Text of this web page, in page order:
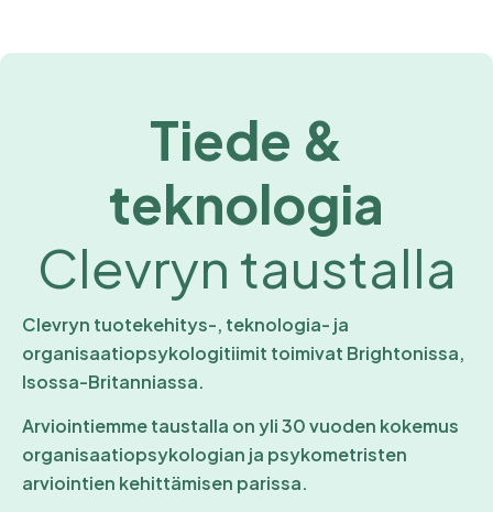
Tiede &
teknologia
Clevryn taustalla
Clevryn tuotekehitys-, teknologia- ja
organisaatiopsykologitiimit toimivat Brightonissa,
Isossa-Britanniassa.
Arviointiemme taustalla on yli 30 vuoden kokemus
organisaatiopsykologian ja psykometristen
arviointien kehittämisen parissa.